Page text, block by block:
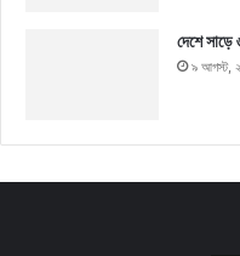
দেশে
৯ আগস্ট,